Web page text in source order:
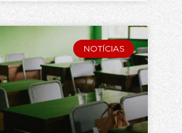
NOTÍCIAS